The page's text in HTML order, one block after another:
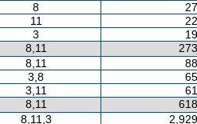
8
11
3
8,11
8,11
3,8
3,11
8,11
8,11,3